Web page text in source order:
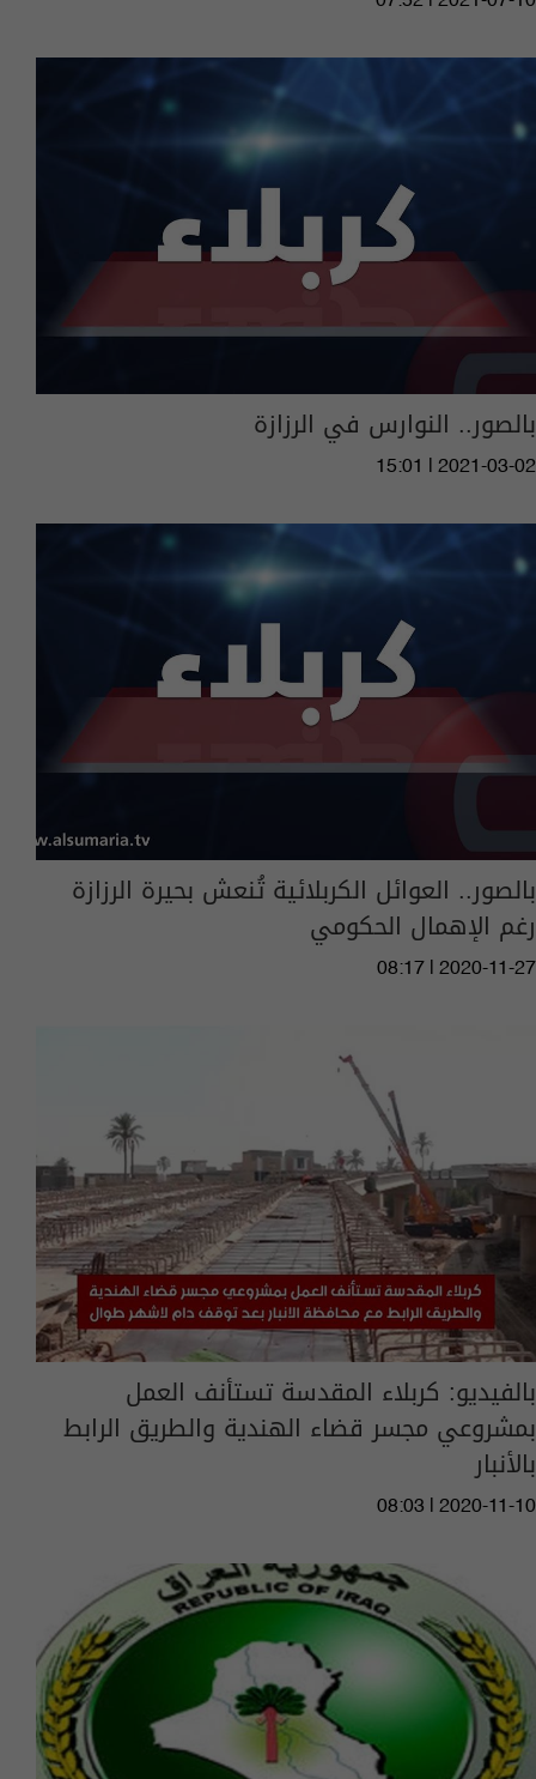
بالصور.. النوارس في الرزازة
15:01 | 2021-03-02
بالصور.. العوائل الكربلائية تُنعش بحيرة الرزازة
رغم الإهمال الحكومي
08:17 | 2020-11-27
بالفيديو: كربلاء المقدسة تستأنف العمل
بمشروعي مجسر قضاء الهندية والطريق الرابط
بالأنبار
08:03 | 2020-11-10